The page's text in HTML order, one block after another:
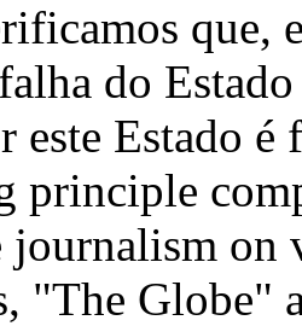
que,
do
este Estado
principle
journalism
"The Globe"